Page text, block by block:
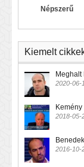
Népszerű
Kiemelt
Meghalt
2020-06-
2018-05-
2016-10-